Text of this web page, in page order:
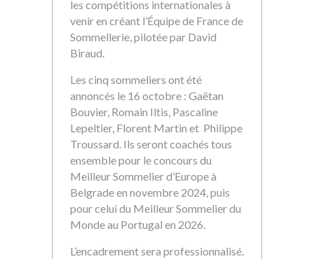
les compétitions internationales à
venir en créant l’Équipe de France de
Sommellerie, pilotée par David
Biraud.
Les cinq sommeliers ont été
annoncés le 16 octobre : Gaëtan
Bouvier, Romain Iltis, Pascaline
Lepeltier, Florent Martin et Philippe
Troussard. Ils seront coachés tous
ensemble pour le concours du
Meilleur Sommelier d’Europe à
Belgrade en novembre 2024, puis
pour celui du Meilleur Sommelier du
Monde au Portugal en 2026.
L’encadrement sera professionnalisé.